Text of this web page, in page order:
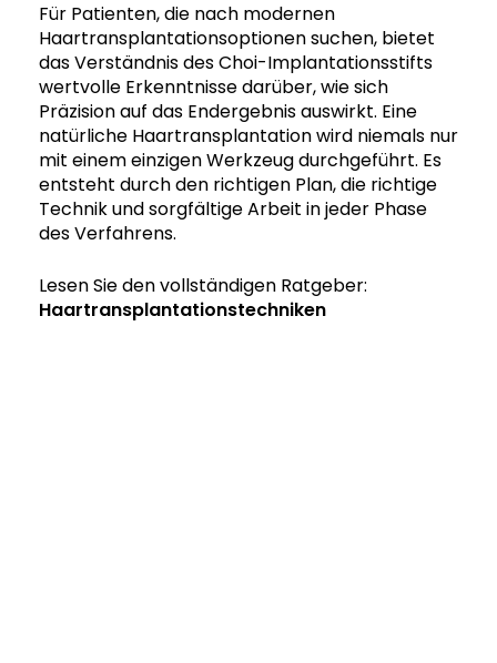
Für Patienten, die nach modernen
Haartransplantationsoptionen suchen, bietet
das Verständnis des Choi-Implantationsstifts
wertvolle Erkenntnisse darüber, wie sich
Präzision auf das Endergebnis auswirkt. Eine
natürliche Haartransplantation wird niemals nur
mit einem einzigen Werkzeug durchgeführt. Es
entsteht durch den richtigen Plan, die richtige
Technik und sorgfältige Arbeit in jeder Phase
des Verfahrens.
Lesen Sie den vollständigen Ratgeber:
Haartransplantationstechniken